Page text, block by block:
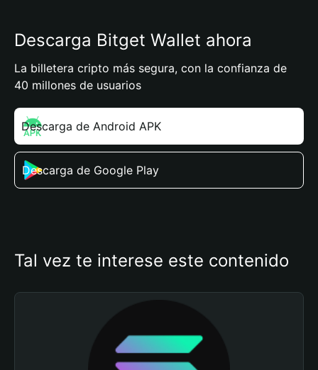
Descarga Bitget Wallet ahora
La billetera cripto más segura, con la confianza de
40 millones de usuarios
Descarga de Android APK
Descarga de Google Play
Tal vez te interese este contenido